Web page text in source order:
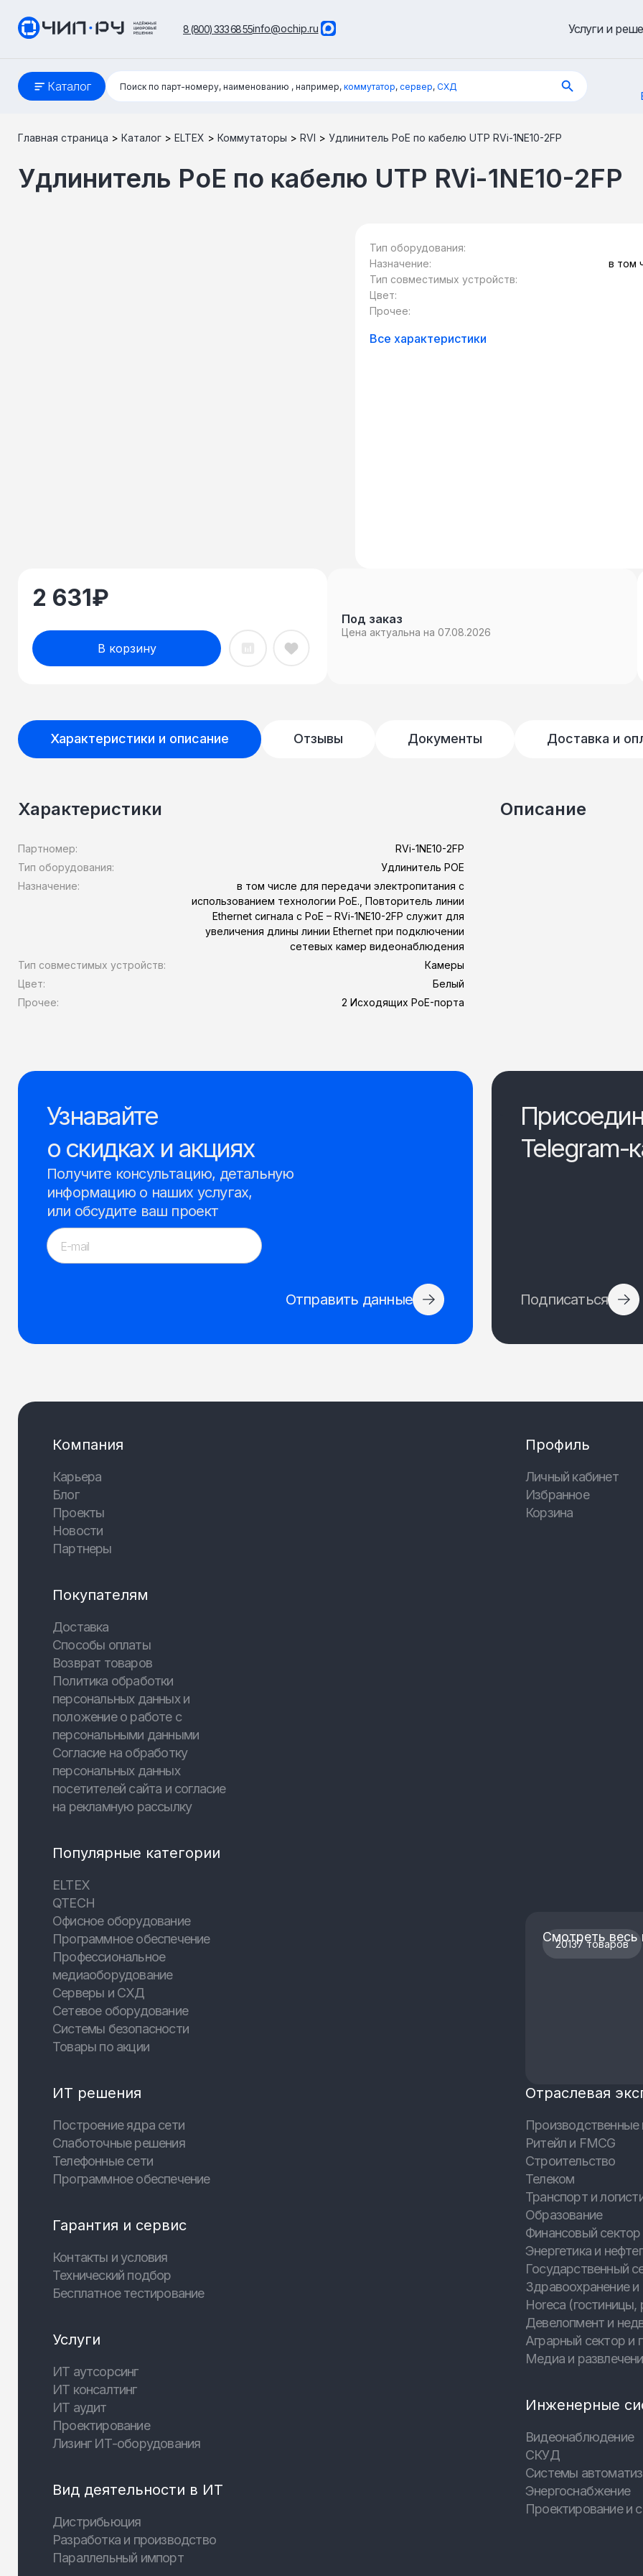
Услуги и
8 (800) 333 68 55info@ochip.ru
Каталог
Поиск:
Поиск по парт-номеру, наименованию , например, коммутатор, сервер, СХД
Главная страница > Каталог > ELTEX > Коммутаторы > RVI > Удлинитель PoE по кабелю UTP RVi-1NE10-2FP
Удлинитель PoE по кабелю UTP RVi-1NE10-2FP
Тип оборудования:
Назначение:
в том
Тип совместимых устройств:
Цвет:
Прочее:
Все характеристики
2 631₽
В корзину
Под заказ
Цена актуальна на 07.08.2026
Характеристики и описание Отзывы Документы Доставка и
Характеристики
Партномер:
RVi-1NE10-2FP
Тип оборудования:
Удлинитель POE
Назначение:
в том числе для передачи электропитания с
использованием технологии PoE., Повторитель линии
Ethernet сигнала с PoE – RVi-1NE10-2FP служит для
увеличения длины линии Ethernet при подключении
сетевых камер видеонаблюдения
Тип совместимых устройств:
Камеры
Цвет:
Белый
Прочее:
2 Исходящих PoE-порта
Описание
Узнавайте
о скидках и акциях
Получите консультацию, детальную
информацию о наших услугах,
или обсудите ваш проект
Отправить данные
Telegram-
Подписаться
Компания
Карьера
Блог
Проекты
Новости
Партнеры
Покупателям
Доставка
Способы оплаты
Возврат товаров
Политика обработки
персональных данных и
положение о работе с
персональными данными
Согласие на обработку
персональных данных
посетителей сайта и согласие
на рекламную рассылку
Популярные категории
ELTEX
QTECH
Офисное оборудование
Программное обеспечение
Профессиональное
медиаоборудование
Серверы и СХД
Сетевое оборудование
Системы безопасности
Товары по акции
Профиль
Личный кабинет
Избранное
Корзина
20137 товаров
Смотреть весь
ИТ решения
Построение ядра сети
Слаботочные решения
Телефонные сети
Программное обеспечение
Гарантия и сервис
Контакты и условия
Технический подбор
Бесплатное тестирование
Услуги
ИТ аутсорсинг
ИТ консалтинг
ИТ аудит
Проектирование
Лизинг ИТ-оборудования
Вид деятельности в ИТ
Дистрибьюция
Разработка и производство
Параллельный импорт
Отраслевая
Производственные
Ритейл и FMCG
Строительство
Телеком
Транспорт и
Образование
Финансовый сектор
Энергетика и
Государственный
Здравоохранение
Horeca
Девелопмент и
Аграрный сектор
Медиа и
Инженерные
Видеонаблюдение
СКУД
Системы
Энергоснабжение
Проектирование и